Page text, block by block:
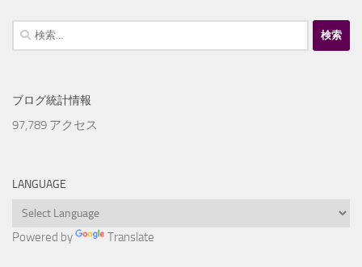
検
索:
ブログ統計情報
97,789 アクセス
LANGUAGE
Powered by Translate